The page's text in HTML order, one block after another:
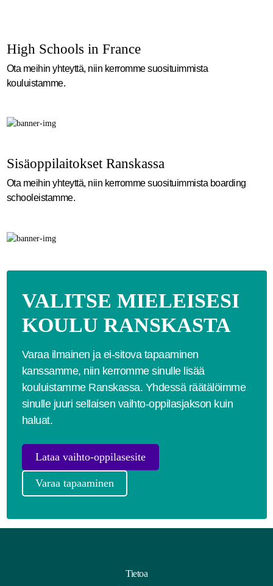
High Schools in France
Ota meihin yhteyttä, niin kerromme suosituimmista
kouluistamme.
Sisäoppilaitokset Ranskassa
Ota meihin yhteyttä, niin kerromme suosituimmista boarding
schooleistamme.
VALITSE MIELEISESI
KOULU RANSKASTA
Varaa ilmainen ja ei-sitova tapaaminen
kanssamme, niin kerromme sinulle lisää
kouluistamme Ranskassa. Yhdessä räätälöimme
sinulle juuri sellaisen vaihto-oppilasjakson kuin
haluat.
Lataa vaihto-oppilasesite
Varaa tapaaminen
Tietoa